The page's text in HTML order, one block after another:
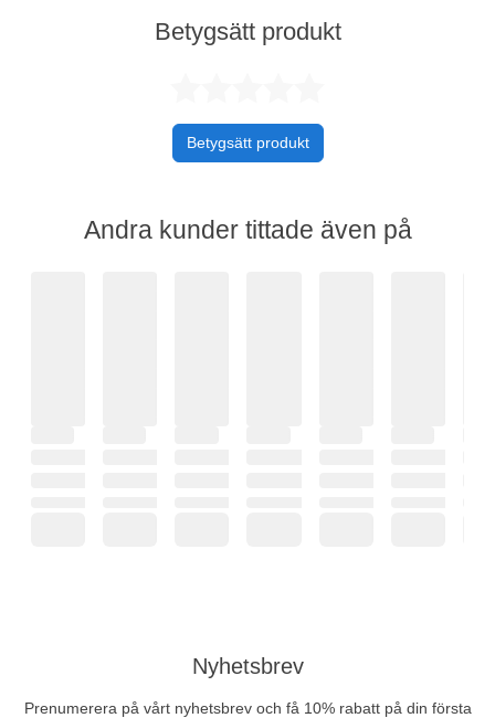
Betygsätt produkt
Betygsätt produkt
Andra kunder tittade även på
Nyhetsbrev
Prenumerera på vårt nyhetsbrev och få 10% rabatt på din första